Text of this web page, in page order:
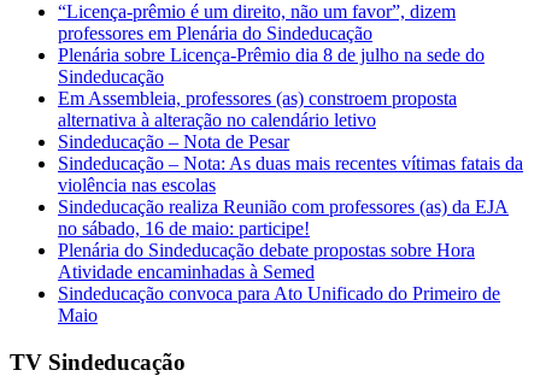
“Licença-prêmio é um direito, não um favor”, dizem
professores em Plenária do Sindeducação
Plenária sobre Licença-Prêmio dia 8 de julho na sede do
Sindeducação
Em Assembleia, professores (as) constroem proposta
alternativa à alteração no calendário letivo
Sindeducação – Nota de Pesar
Sindeducação – Nota: As duas mais recentes vítimas fatais da
violência nas escolas
Sindeducação realiza Reunião com professores (as) da EJA
no sábado, 16 de maio: participe!
Plenária do Sindeducação debate propostas sobre Hora
Atividade encaminhadas à Semed
Sindeducação convoca para Ato Unificado do Primeiro de
Maio
TV Sindeducação